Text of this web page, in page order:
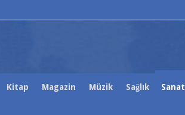
Kitap Magazin Müzik Sağlık Sanat